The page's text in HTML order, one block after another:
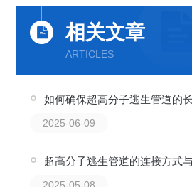
相关文章
ARTICLES
2025-06-09